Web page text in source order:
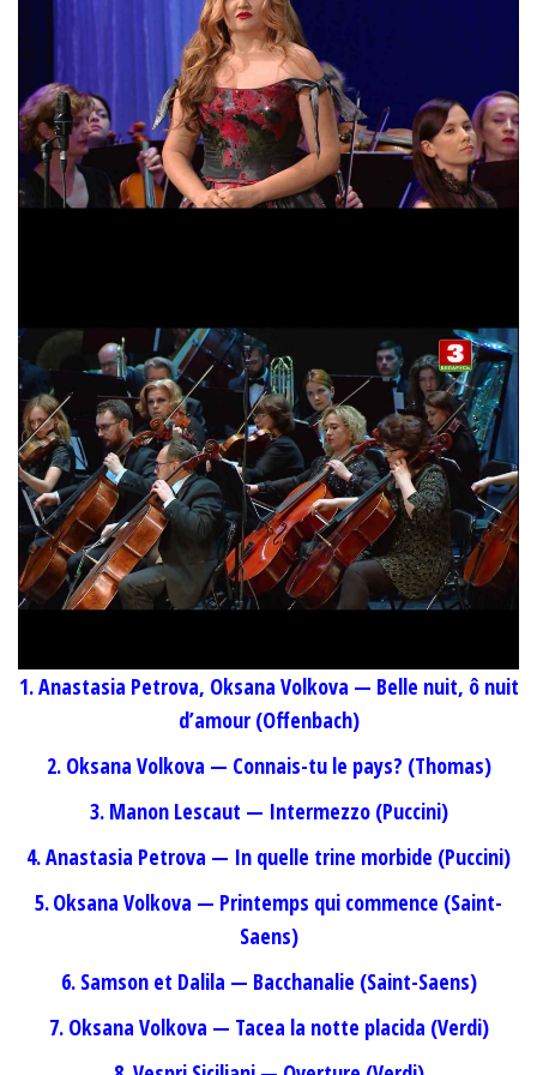
1.Anastasia Petrova, Oksana Volkova — Belle nuit, ô nuit
d’amour (Offenbach)
2. Oksana Volkova — Connais-tu le pays? (Thomas)
3. Manon Lescaut — Intermezzo (Puccini)
4. Anastasia Petrova — In quelle trine morbide (Puccini)
5.Oksana Volkova — Printemps qui commence (Saint-
Saens)
6. Samson et Dalila — Bacchanalie (Saint-Saens)
7. Oksana Volkova — Tacea la notte placida (Verdi)